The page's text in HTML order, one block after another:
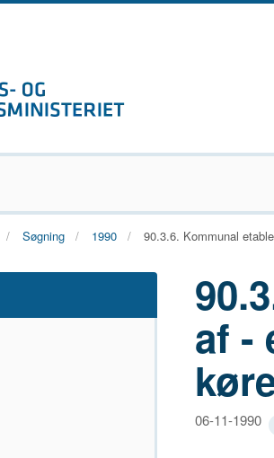
Søgning 1990 90.3.6. Kommunal
af -
06-11-1990